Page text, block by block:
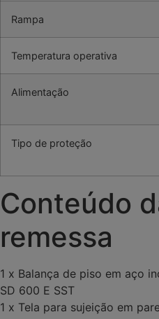
Rampa
Temperatura operativa
Alimentação
Tipo de proteção
Conteúdo
remessa
1 x Balança de piso em aço
SD 600 E SST
1 x Tela para sujeição em